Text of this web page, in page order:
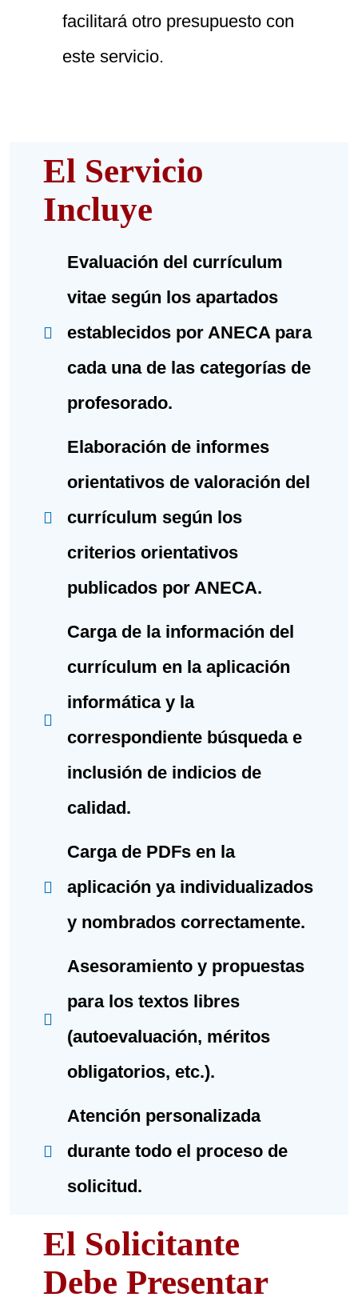
facilitará otro presupuesto con
este servicio.
El Servicio
Incluye
Evaluación del currículum
vitae según los apartados
establecidos por ANECA para
cada una de las categorías de
profesorado.
Elaboración de informes
orientativos de valoración del
currículum según los
criterios orientativos
publicados por ANECA.
Carga de la información del
currículum en la aplicación
informática y la
correspondiente búsqueda e
inclusión de indicios de
calidad.
Carga de PDFs en la
aplicación ya individualizados
y nombrados correctamente.
Asesoramiento y propuestas
para los textos libres
(autoevaluación, méritos
obligatorios, etc.).
Atención personalizada
durante todo el proceso de
solicitud.
El Solicitante
Debe Presentar